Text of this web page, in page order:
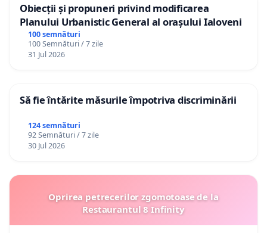
Obiecții și propuneri privind modificarea
Planului Urbanistic General al orașului Ialoveni
100 semnături
100 Semnături / 7 zile
31 Jul 2026
Să fie întărite măsurile împotriva discriminării
124 semnături
92 Semnături / 7 zile
30 Jul 2026
Oprirea petrecerilor zgomotoase de la
Restaurantul 8 Infinity